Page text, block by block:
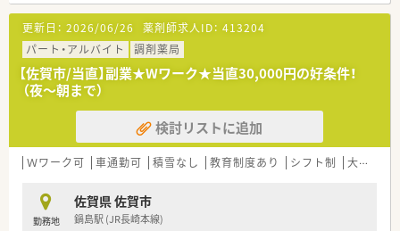
＜設備も充実＞
■電子薬歴、自動分包機も導入しています。
＜業務内容＞
■皮膚科がメインで、他内科と泌尿器科を受けている店舗です。
■処方箋枚数は1日130～140枚程度ですが、ほとんど軽い皮膚
科のものです。
■一部、リウマチは若干重いかもしれません。
■薬剤師は常時2.5名～3.5名体制、事務員6名体制です。（平均年
齢：40～50代）
更新日： 2026/06/26 薬剤師求人ID： 413204
パート・アルバイト
調剤薬局
【佐賀市/当直】副業★Wワーク★当直30,000円の好条件！
（夜～朝まで）
検討リストに追加
Ｗワーク可 車通勤可 積雪なし 教育制度あり シフト制 大手チェーン以外
勤務地
佐賀県 佐賀市
鍋島駅 (JR長崎本線)